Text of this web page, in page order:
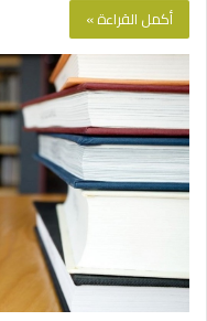
أكمل القراءة »